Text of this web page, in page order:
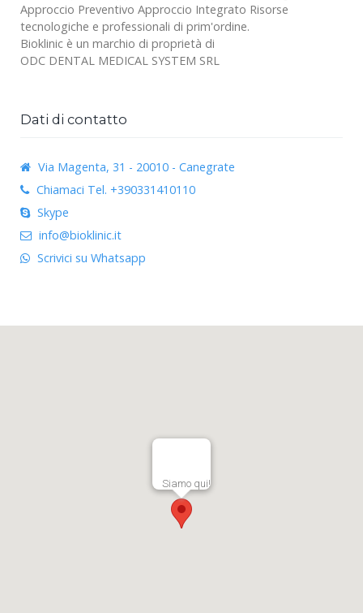
Approccio Preventivo Approccio Integrato Risorse
tecnologiche e professionali di prim'ordine.
Bioklinic è un marchio di proprietà di
ODC DENTAL MEDICAL SYSTEM SRL
Dati di contatto
Via Magenta, 31 - 20010 - Canegrate
Chiamaci Tel. +390331410110
Skype
info@bioklinic.it
Scrivici su Whatsapp
Siamo qui!